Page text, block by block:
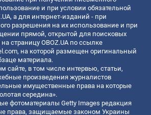
и при условии обязательной
а для интернет-изданий - при
разрешения на их использование и при
прямой, открытой для поисковых
страницу OBOZ.UA по ссылке
, на которой размещен оригинальный
материала.
сайте, в том числе интервью, статьи,
произведения журналистов
имущественные права на которые
середина».
фотоматериалы Getty Images редакция
права, защищаемые законом Украины